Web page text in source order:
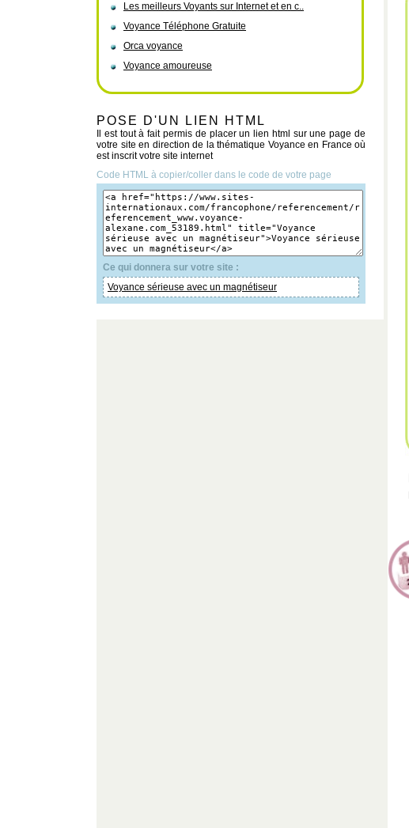
Les meilleurs Voyants sur Internet et en c..
Voyance Téléphone Gratuite
Orca voyance
Voyance amoureuse
POSE D'UN LIEN HTML
Il est tout à fait permis de placer un lien html sur une page de
votre site en direction de la thématique Voyance en France où
est inscrit votre site internet
Code HTML à copier/coller dans le code de votre page
Ce qui donnera sur votre site :
Voyance sérieuse avec un magnétiseur